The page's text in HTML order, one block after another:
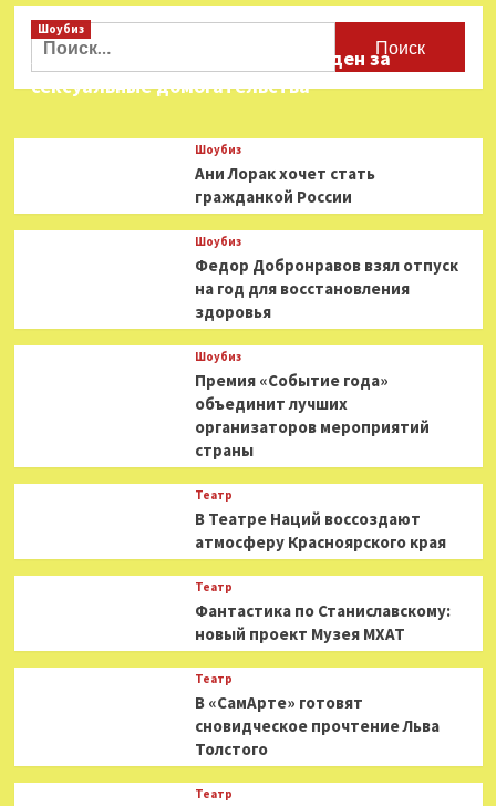
Сериал
стал
самым
на
Найти:
Шоубиз
Звезда «Игры в кальмара» осужден за
сексуальные домогательства
Шоубиз
Ани Лорак хочет стать
гражданкой России
Шоубиз
Федор Добронравов взял отпуск
на год для восстановления
здоровья
Шоубиз
Премия «Событие года»
объединит лучших
организаторов мероприятий
страны
Театр
В Театре Наций воссоздают
атмосферу Красноярского края
Театр
Фантастика по Станиславскому:
новый проект Музея МХАТ
Театр
В «СамАрте» готовят
сновидческое прочтение Льва
Толстого
Театр